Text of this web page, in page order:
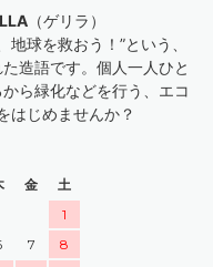
（ゲリラ）
球を救おう！”という、
造語です。個人一人ひと
ら緑化などを行う、エコ
はじめませんか？
金
土
1
7
8